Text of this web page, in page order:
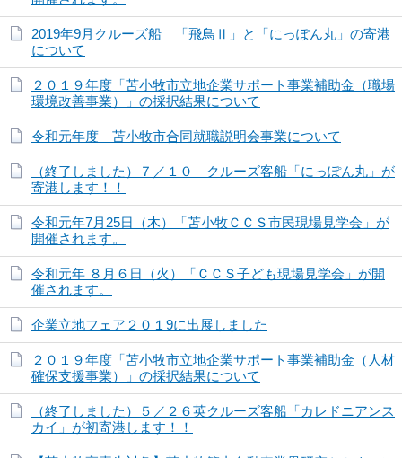
2019年9月クルーズ船 「飛鳥Ⅱ」と「にっぽん丸」の寄港
について
２０１９年度「苫小牧市立地企業サポート事業補助金（職場
環境改善事業）」の採択結果について
令和元年度 苫小牧市合同就職説明会事業について
（終了しました）７／１０ クルーズ客船「にっぽん丸」が
寄港します！！
令和元年7月25日（木）「苫小牧ＣＣＳ市民現場見学会」が
開催されます。
令和元年 ８月６日（火）「ＣＣＳ子ども現場見学会」が開
催されます。
企業立地フェア２０１9に出展しました
２０１９年度「苫小牧市立地企業サポート事業補助金（人材
確保支援事業）」の採択結果について
（終了しました）５／２６英クルーズ客船「カレドニアンス
カイ」が初寄港します！！